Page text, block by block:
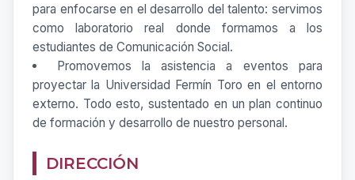
para enfocarse en el desarrollo del talento: servimos
como laboratorio real donde formamos a los
estudiantes de Comunicación Social.
Promovemos la asistencia a eventos para
proyectar la Universidad Fermín Toro en el entorno
externo. Todo esto, sustentado en un plan continuo
de formación y desarrollo de nuestro personal.
DIRECCIÓN